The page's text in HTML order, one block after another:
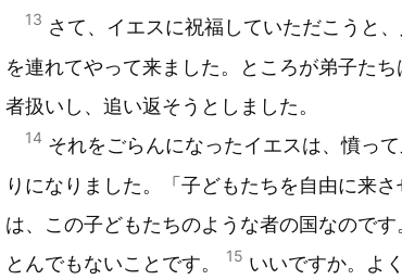
13 さて、イエスに祝福していただこうと
を連れてやって来ました。ところが弟子たち
者扱いし、追い返そうとしました。
14 それをごらんになったイエスは、憤っ
りになりました。「子どもたちを自由に来
は、この子どもたちのような者の国なのです
とんでもないことです。
15 いいですか。よ